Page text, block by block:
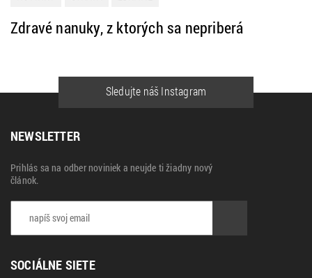
Zdravé nanuky, z ktorých sa nepriberá
Sledujte náš Instagram
NEWSLETTER
Prihlás sa na odber noviniek a neujde ti žiadny nový
článok.
SOCIÁLNE SIETE